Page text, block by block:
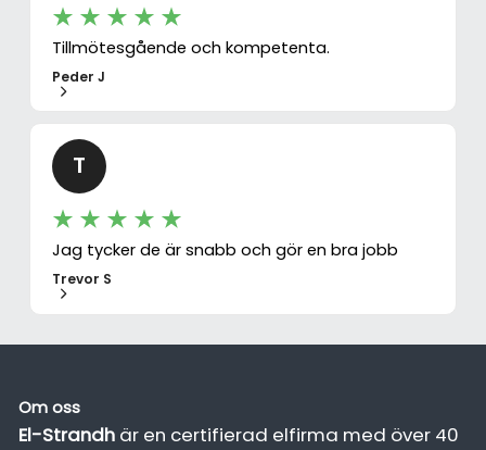
Tillmötesgående och kompetenta.
Peder J
T
Jag tycker de är snabb och gör en bra jobb
Trevor S
Om oss
El-Strandhär en certifierad elfirma med över 40